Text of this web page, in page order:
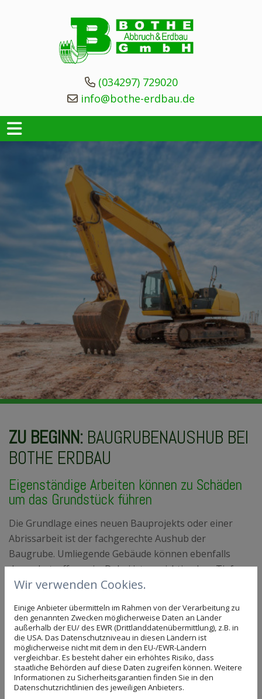
(034297) 729020
info@bothe-erdbau.de
ZU BEGINN: BAUGRUBENAUSHUB BEI
BOTHE ERDBAU
Eigenständige Arbeiten können zu Schäden
um das Grundstück führen
Die Grundlage eines neuen Bauprojekts oder einer
Abrissarbeit ist der fachgerechte Aushub der
Baugrube. Umliegende Gebäude können ebenfalls
davon betroffen sein. Dabei ist es wichtig, dass Tiefe
und Breite der Grube genau geplant und ausgemessen
Bothe Erdbau für die Planung und Umsetzung
hinzuziehen. Eigenständige Bauarbeiten können die
Bodenbeschaffenheit, umliegende Leitungen und
Gebäude beschädigen. Die Entsorgung vom entstanden
Baugrubenaushub sollte ebenfalls fachgerecht
erfolgen. Unser Fachbetrieb bietet Ihnen ein
Wir verwenden Cookies.
Einige Anbieter übermitteln im Rahmen von der Verarbeitung zu
den genannten Zwecken möglicherweise Daten an Länder
außerhalb der EU/ des EWR (Drittlanddatenübermittlung), z.B. in
die USA. Das Datenschutzniveau in diesen Ländern ist
möglicherweise nicht mit dem in den EU-/EWR-Ländern
vergleichbar. Es besteht daher ein erhöhtes Risiko, dass
staatliche Behörden auf diese Daten zugreifen können. Weitere
Informationen zu Sicherheitsgarantien finden Sie in den
Datenschutzrichtlinien des jeweiligen Anbieters.